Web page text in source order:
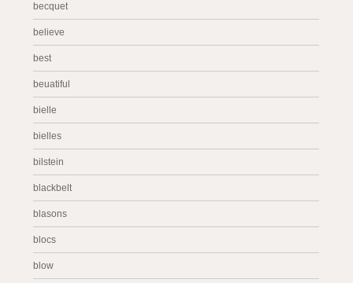
becquet
believe
best
beuatiful
bielle
bielles
bilstein
blackbelt
blasons
blocs
blow